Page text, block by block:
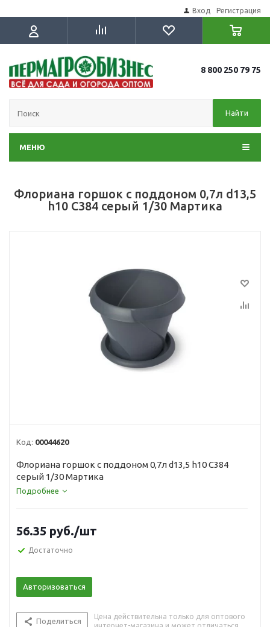
Вход Регистрация
8 800 250 79 75
Найти
МЕНЮ
Флориана горшок с поддоном 0,7л d13,5
h10 C384 серый 1/30 Мартика
Код: 00044620
Флориана горшок с поддоном 0,7л d13,5 h10 C384
серый 1/30 Мартика
Подробнее
56.35 руб./шт
Достаточно
Авторизоваться
Поделиться
Цена действительна только для оптового